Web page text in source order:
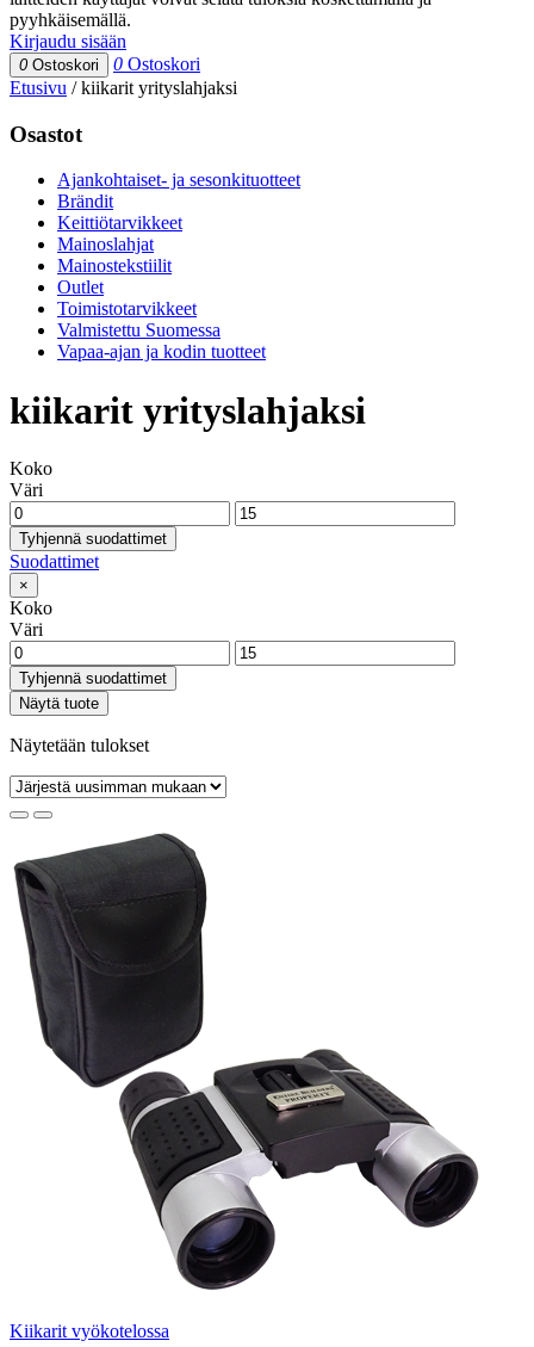
pyyhkäisemällä.
Kirjaudu sisään
0 Ostoskori 0 Ostoskori
Etusivu /kiikarit yrityslahjaksi
Osastot
Ajankohtaiset- ja sesonkituotteet
Brändit
Keittiötarvikkeet
Mainoslahjat
Mainostekstiilit
Outlet
Toimistotarvikkeet
Valmistettu Suomessa
Vapaa-ajan ja kodin tuotteet
kiikarit yrityslahjaksi
Koko
Väri
Tyhjennä suodattimet
Suodattimet
×
Koko
Väri
Tyhjennä suodattimet
Näytä tuote
Näytetään tulokset
Kiikarit vyökotelossa